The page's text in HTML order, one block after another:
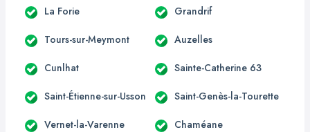
La Forie Grandrif
Tours-sur-Meymont Auzelles
Cunlhat Sainte-Catherine 63
Saint-Étienne-sur-Usson Saint-Genès-la-Tourette
Vernet-la-Varenne Chaméane